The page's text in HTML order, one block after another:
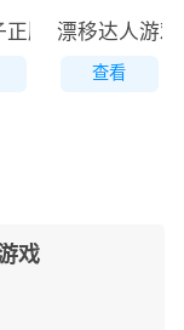
版 漂移达人游
查看
戏